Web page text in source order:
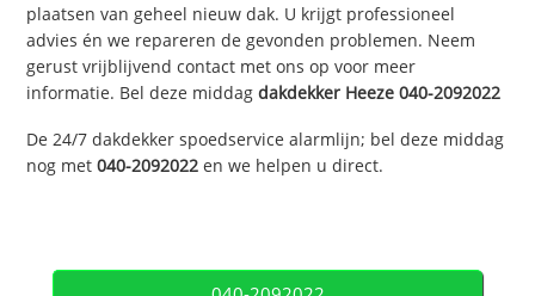
plaatsen van geheel nieuw dak. U krijgt professioneel
advies én we repareren de gevonden problemen. Neem
gerust vrijblijvend contact met ons op voor meer
informatie. Bel deze middagdakdekker Heeze 040-2092022
De 24/7 dakdekker spoedservice alarmlijn; bel deze middag
nog met040-2092022 en we helpen u direct.